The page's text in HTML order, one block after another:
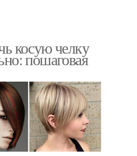
косую челку
пошаговая